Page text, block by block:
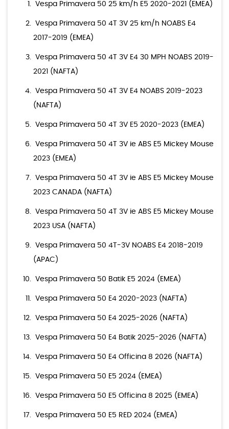
Vespa Primavera 50 25 km/h E5 2020-2021 (EMEA)
Vespa Primavera 50 4T 3V 25 km/h NOABS E4
2017-2019 (EMEA)
Vespa Primavera 50 4T 3V E4 30 MPH NOABS 2019-
2021 (NAFTA)
Vespa Primavera 50 4T 3V E4 NOABS 2019-2023
(NAFTA)
Vespa Primavera 50 4T 3V E5 2020-2023 (EMEA)
Vespa Primavera 50 4T 3V ie ABS E5 Mickey Mouse
2023 (EMEA)
Vespa Primavera 50 4T 3V ie ABS E5 Mickey Mouse
2023 CANADA (NAFTA)
Vespa Primavera 50 4T 3V ie ABS E5 Mickey Mouse
2023 USA (NAFTA)
Vespa Primavera 50 4T-3V NOABS E4 2018-2019
(APAC)
Vespa Primavera 50 Batik E5 2024 (EMEA)
Vespa Primavera 50 E4 2020-2023 (NAFTA)
Vespa Primavera 50 E4 2025-2026 (NAFTA)
Vespa Primavera 50 E4 Batik 2025-2026 (NAFTA)
Vespa Primavera 50 E4 Officina 8 2026 (NAFTA)
Vespa Primavera 50 E5 2024 (EMEA)
Vespa Primavera 50 E5 Officina 8 2025 (EMEA)
Vespa Primavera 50 E5 RED 2024 (EMEA)